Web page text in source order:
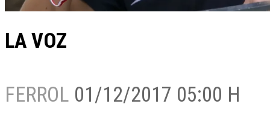
LA VOZ
FERROL 01/12/2017 05:00 H